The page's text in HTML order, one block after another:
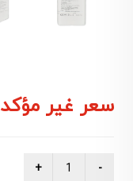
سعر غير مؤكد